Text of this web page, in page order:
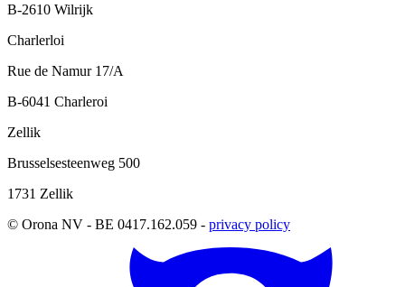
B-2610 Wilrijk
Charlerloi
Rue de Namur 17/A
B-6041 Charleroi
Zellik
Brusselsesteenweg 500
1731 Zellik
© Orona NV - BE 0417.162.059 - privacy policy